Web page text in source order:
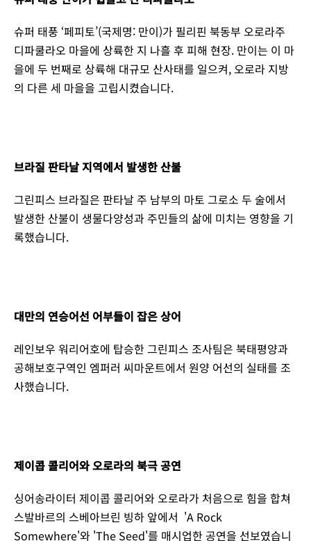
슈퍼 태풍 ‘페피토’(국제명: 만이)가 필리핀 북동부 오로라주
디파쿨라오 마을에 상륙한 지 나흘 후 피해 현장. 만이는 이 마
을에 두 번째로 상륙해 대규모 산사태를 일으켜, 오로라 지방
의 다른 세 마을을 고립시켰습니다.
브라질 판타날 지역에서 발생한 산불
그린피스 브라질은 판타날 주 남부의 마토 그로소 두 술에서
발생한 산불이 생물다양성과 주민들의 삶에 미치는 영향을 기
록했습니다.
대만의 연승어선 어부들이 잡은 상어
레인보우 워리어호에 탑승한 그린피스 조사팀은 북태평양과
공해보호구역인 엠퍼러 씨마운트에서 원양 어선의 실태를 조
사했습니다.
제이콥 콜리어와 오로라의 북극 공연
싱어송라이터 제이콥 콜리어와 오로라가 처음으로 힘을 합쳐
스발바르의 스베아브린 빙하 앞에서 'A Rock
Somewhere'와 'The Seed'를 매시업한 공연을 선보였습니